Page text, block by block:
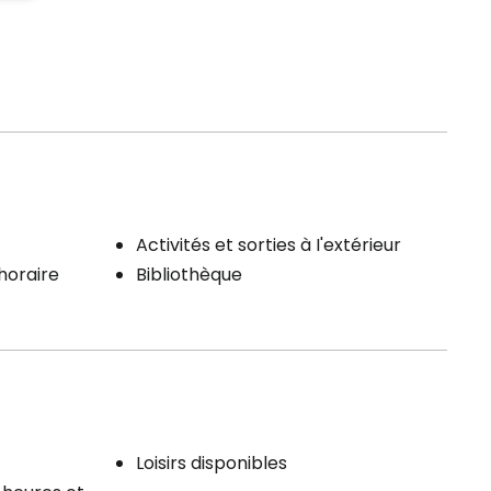
Activités et sorties à I'extérieur
Bibliothèque
Loisirs disponibles